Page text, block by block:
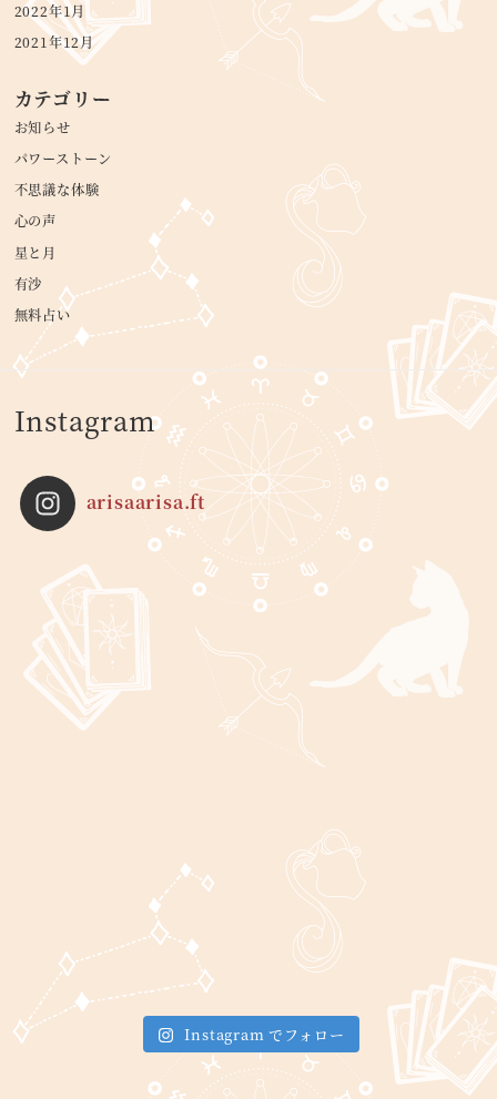
2022年1月
2021年12月
カテゴリー
お知らせ
パワーストーン
不思議な体験
心の声
星と月
有沙
無料占い
Instagram
arisaarisa.ft
Instagram でフォロー